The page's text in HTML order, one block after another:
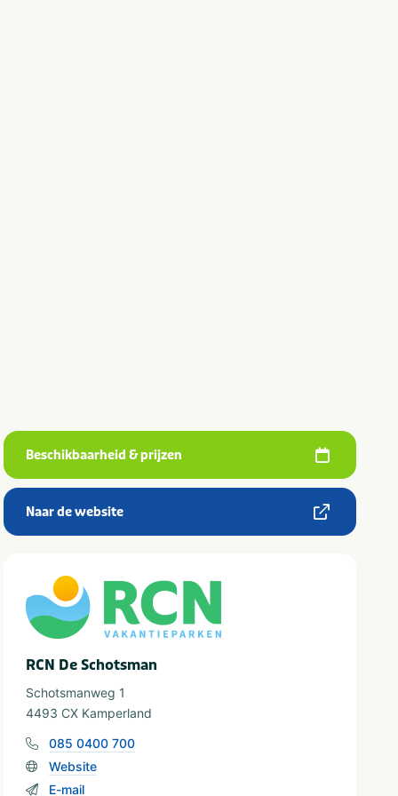
Beschikbaarheid & prijzen
Naar de website
RCN De Schotsman
Schotsmanweg 1
4493 CX Kamperland
085 0400 700
Website
E-mail